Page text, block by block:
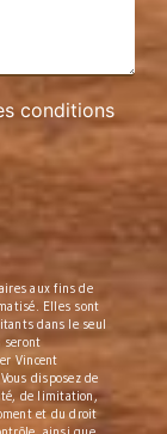
conditions
aux fins de
Elles sont
dans le seul
seront
Vincent
disposez de
de limitation,
et du droit